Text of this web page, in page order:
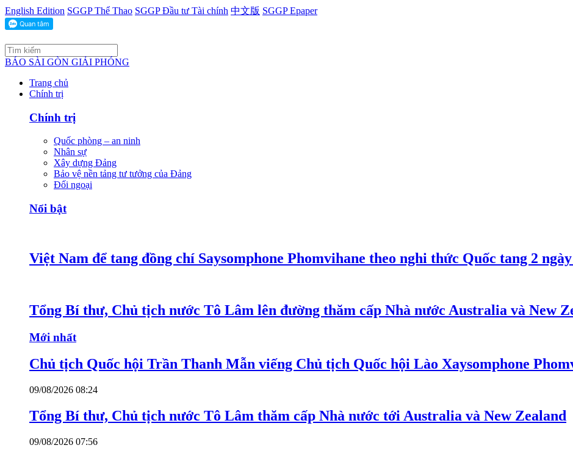
English Edition SGGP Thể Thao SGGP Đầu tư Tài chính 中文版 SGGP Epaper
BÁO SÀI GÒN GIẢI PHÓNG
Trang chủ
Chính trị
Chính trị
Quốc phòng – an ninh
Nhân sự
Xây dựng Đảng
Bảo vệ nền tảng tư tưởng của Đảng
Đối ngoại
Nổi bật
Việt Nam để tang đồng chí Saysomphone Phomvihane theo nghi thức Quốc tang 2
Tổng Bí thư, Chủ tịch nước Tô Lâm lên đường thăm cấp Nhà nước Australia và New
Mới nhất
Chủ tịch Quốc hội Trần Thanh Mẫn viếng Chủ tịch Quốc hội Lào Xaysomphone
09/08/2026 08:24
Tổng Bí thư, Chủ tịch nước Tô Lâm thăm cấp Nhà nước tới Australia và New Zealand
09/08/2026 07:56